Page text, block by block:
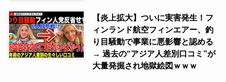
【炎上拡大】ついに実害発生！フ
ィンランド航空フィンエアー、釣
り目騒動で事業に悪影響と認める
→ 過去の“アジア人差別口コミ”が
大量発掘され地獄絵図ｗｗｗ